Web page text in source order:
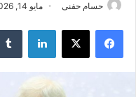
حسام حفنى مايو 14, 2026
فيسبوك ‫X لينكدإن